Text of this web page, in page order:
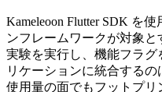
Kameleoon Flutter SDK を
ンフレームワークが対象
実験を実行し、機能フラ
リケーションに統合する
使用量の面でもフットプリ